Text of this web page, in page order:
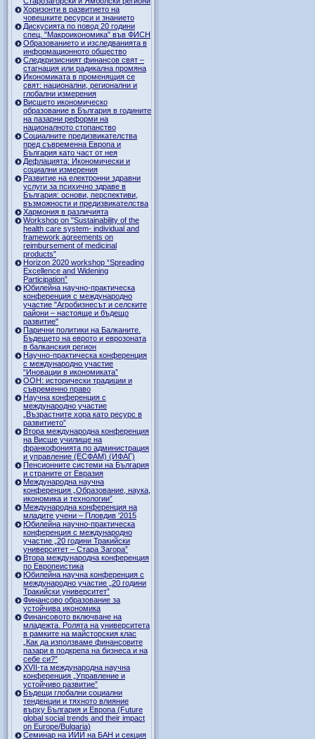
Хоризонти в развитието на
човешките ресурси и знанието
Дискусията по повод 20 години
спец. "Макроикономика" във ФИСН
Образованието и изследванията в
информационното общество
Следкризисният финансов свят –
стагнация или радикална промяна
Икономиката в променящия се
свят: национални, регионални и
глобални измерения
Висшето икономическо
образование в България в годините
на пазарни реформи на
националното стопанство
Социалните предизвикателства
пред съвременна Европа и
България като част от нея
Дефлацията: Икономически и
социални измерения
Развитие на електронни здравни
услуги за психично здраве в
България: основи, перспективи,
възможности и предизвикателства
Хармония в различията
Workshop on "Sustainability of the
health care system- individual and
framework agreements on
reimbursement of medicinal
products”
Horizon 2020 workshop “Spreading
Excellence and Widening
Participation”
Юбилейна научно-практическа
конференция с международно
участие "Агробизнесът и селските
райони – настояще и бъдещо
развитие"
Парични политики на Балканите.
Бъдещето на еврото и еврозоната
в балканския регион
Научно-практическа конференция
с международно участие
“Иновации в икономиката”
ООН: исторически традиции и
съвременно право
Научна конференция с
международно участие
„Възрастните хора като ресурс в
развитието”
Втора международна конференция
на Висше училище на
франкофонията по администрация
и управление (ЕСФАМ) (ИФАГ)
Пенсионните системи на България
и страните от Евразия
Международна научна
конференция „Образование, наука,
икономика и технологии”
Международна конференция на
младите учени – Пловдив '2015
Юбилейна научно-практическа
конференция с международно
участие „20 години Тракийски
университет – Стара Загора”
Втора международна конференция
по Европеистика
Юбилейна научна конференция с
международно участие „20 години
Тракийски университет”
Финансово образование за
устойчива икономика
Финансовото включване на
младежта. Ролята на университета
в рамките на майсторския клас
„Как да използваме финансовите
пазари в подкрепа на бизнеса и на
себе си?”
XVII-та международна научна
конференция „Управление и
устойчиво развитие”
Бъдещи глобални социални
тенденции и тяхното влияние
върху България и Европа (Future
global social trends and their impact
on Europe/Bulgaria)
Семинар на ИИИ на БАН и секция